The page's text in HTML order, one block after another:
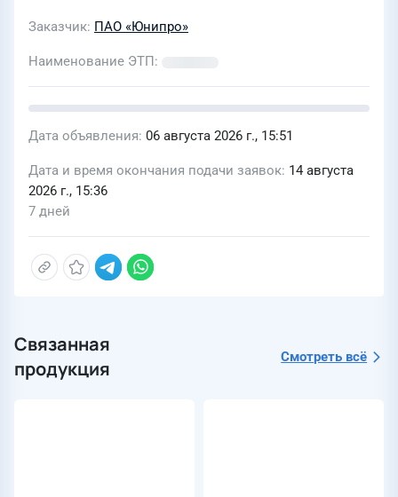
Заказчик ПАО «Юнипро»
Наименование ЭТП
Дата объявления 06 августа 2026 г., 15:51
Дата и время окончания подачи заявок 14 августа
2026 г., 15:36
7 дней
Связанная
продукция
Смотреть всё